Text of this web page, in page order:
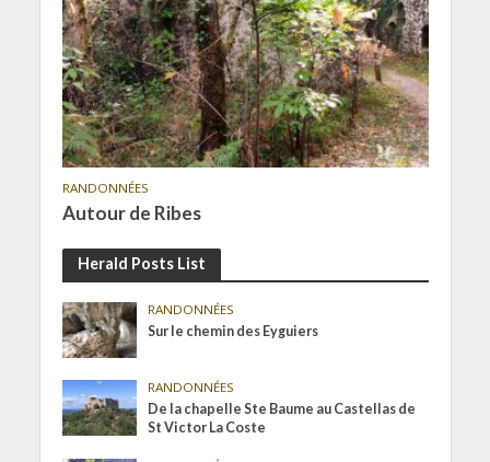
RANDONNÉES
Autour de Ribes
Herald Posts List
RANDONNÉES
Sur le chemin des Eyguiers
RANDONNÉES
De la chapelle Ste Baume au Castellas de
St Victor La Coste